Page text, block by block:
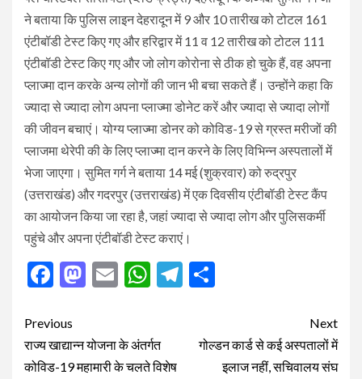
ने बताया कि पुलिस लाइन देहरादून में 9 और 10 तारीख को टोटल 161
एंटीबॉडी टेस्ट किए गए और हरिद्वार में 11 व 12 तारीख को टोटल 111
एंटीबॉडी टेस्ट किए गए और जो लोग कोरोना से ठीक हो चुके हैं, वह अपना
प्लाज्मा दान करके अन्य लोगों की जान भी बचा सकते हैं। उन्होंने कहा कि
ज्यादा से ज्यादा लोग अपना प्लाज्मा डोनेट करें और ज्यादा से ज्यादा लोगों
की जीवन बचाएं। योग्य प्लाज्मा डोनर को कोविड-19 से ग्रस्त मरीजों की
प्लाजमा थेरेपी की के लिए प्लाज्मा दान करने के लिए विभिन्न अस्पतालों में
भेजा जाएगा। सुमित गर्ग ने बताया 14 मई (शुक्रवार) को रुद्रपुर
(उत्तराखंड) और गदरपुर (उत्तराखंड) में एक दिवसीय एंटीबॉडी टेस्ट कैंप
का आयोजन किया जा रहा है, जहां ज्यादा से ज्यादा लोग और पुलिसकर्मी
पहुंचे और अपना एंटीबॉडी टेस्ट कराएं।
Facebook
Mastodon
EmailWhatsApp
Telegram
Post
navigation
Previous
राज्य खाद्यान्न योजना के अंतर्गत
कोविड-19 महामारी के चलते विशेष
Next
गोल्डन कार्ड से कई अस्पतालों में
इलाज नहीं, सचिवालय संघ